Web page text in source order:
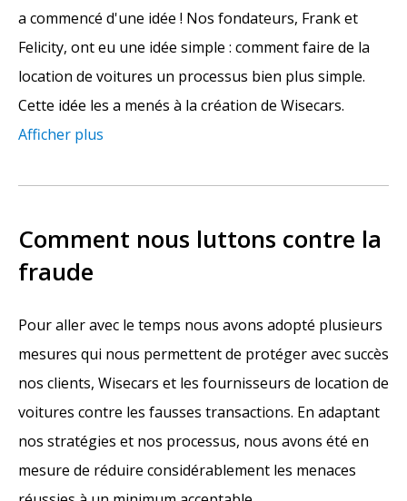
a commencé d'une idée ! Nos fondateurs, Frank et
Felicity, ont eu une idée simple : comment faire de la
location de voitures un processus bien plus simple.
Cette idée les a menés à la création de Wisecars.
Afficher plus
Comment nous luttons contre la
fraude
Pour aller avec le temps nous avons adopté plusieurs
mesures qui nous permettent de protéger avec succès
nos clients, Wisecars et les fournisseurs de location de
voitures contre les fausses transactions. En adaptant
nos stratégies et nos processus, nous avons été en
mesure de réduire considérablement les menaces